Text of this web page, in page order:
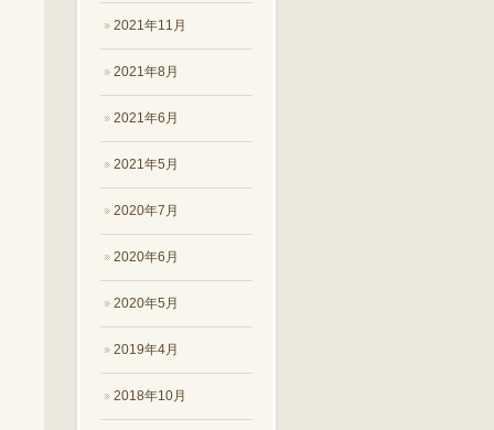
2021年11月
2021年8月
2021年6月
2021年5月
2020年7月
2020年6月
2020年5月
2019年4月
2018年10月